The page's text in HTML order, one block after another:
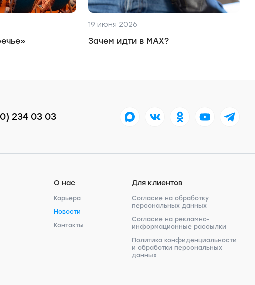
19 июня 2026
Зачем идти в MAX?
234 03 03
О нас
Карьера
Новости
Контакты
Для клиентов
Согласие на обработку
персональных данных
Согласие на рекламно-
информационные рассылки
Политика конфиденциальности
и обработки персональных
данных